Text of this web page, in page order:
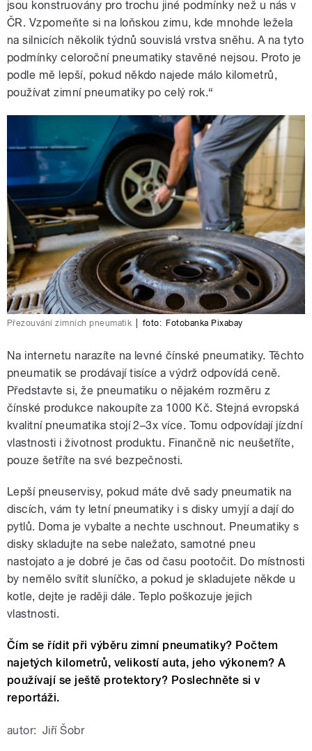
jsou konstruovány pro trochu jiné podmínky než u nás v
ČR. Vzpomeňte si na loňskou zimu, kde mnohde ležela
na silnicích několik týdnů souvislá vrstva sněhu. A na tyto
podmínky celoroční pneumatiky stavěné nejsou. Proto je
podle mě lepší, pokud někdo najede málo kilometrů,
používat zimní pneumatiky po celý rok.“
Přezouvání zimních pneumatik foto: Fotobanka Pixabay
Na internetu narazíte na levné čínské pneumatiky. Těchto
pneumatik se prodávají tisíce a výdrž odpovídá ceně.
Představte si, že pneumatiku o nějakém rozměru z
čínské produkce nakoupíte za 1000 Kč. Stejná evropská
kvalitní pneumatika stojí 2–3x více. Tomu odpovídají jízdní
vlastnosti i životnost produktu. Finančně nic neušetříte,
pouze šetříte na své bezpečnosti.
Lepší pneuservisy, pokud máte dvě sady pneumatik na
discích, vám ty letní pneumatiky i s disky umyjí a dají do
pytlů. Doma je vybalte a nechte uschnout. Pneumatiky s
disky skladujte na sebe naležato, samotné pneu
nastojato a je dobré je čas od času pootočit. Do místnosti
by nemělo svítit sluníčko, a pokud je skladujete někde u
kotle, dejte je raději dále. Teplo poškozuje jejich
vlastnosti.
Čím se řídit při výběru zimní pneumatiky? Počtem
najetých kilometrů, velikostí auta, jeho výkonem? A
používají se ještě protektory? Poslechněte si v
reportáži.
autor: Jiří Šobr